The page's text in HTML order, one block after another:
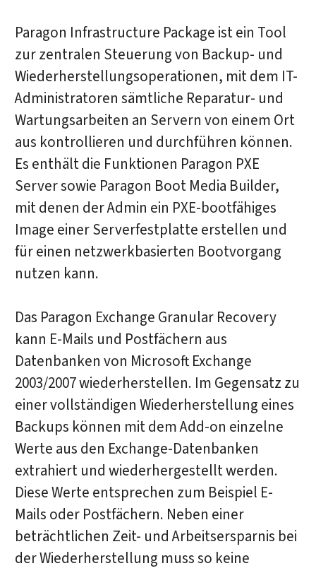
Paragon Infrastructure Package ist ein Tool
zur zentralen Steuerung von Backup- und
Wiederherstellungsoperationen, mit dem IT-
Administratoren sämtliche Reparatur- und
Wartungsarbeiten an Servern von einem Ort
aus kontrollieren und durchführen können.
Es enthält die Funktionen Paragon PXE
Server sowie Paragon Boot Media Builder,
mit denen der Admin ein PXE-bootfähiges
Image einer Serverfestplatte erstellen und
für einen netzwerkbasierten Bootvorgang
nutzen kann.
Das Paragon Exchange Granular Recovery
kann E-Mails und Postfächern aus
Datenbanken von Microsoft Exchange
2003/2007 wiederherstellen. Im Gegensatz zu
einer vollständigen Wiederherstellung eines
Backups können mit dem Add-on einzelne
Werte aus den Exchange-Datenbanken
extrahiert und wiederhergestellt werden.
Diese Werte entsprechen zum Beispiel E-
Mails oder Postfächern. Neben einer
beträchtlichen Zeit- und Arbeitsersparnis bei
der Wiederherstellung muss so keine